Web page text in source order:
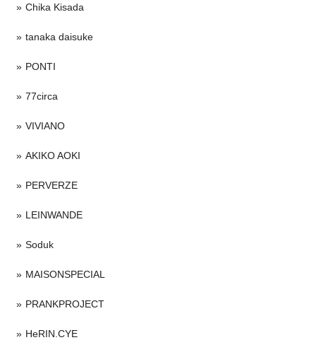
Chika Kisada
tanaka daisuke
PONTI
77circa
VIVIANO
AKIKO AOKI
PERVERZE
LEINWANDE
Soduk
MAISONSPECIAL
PRANKPROJECT
HeRIN.CYE